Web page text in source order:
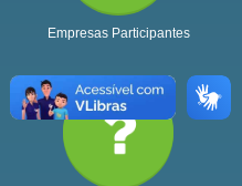
Empresas Participantes